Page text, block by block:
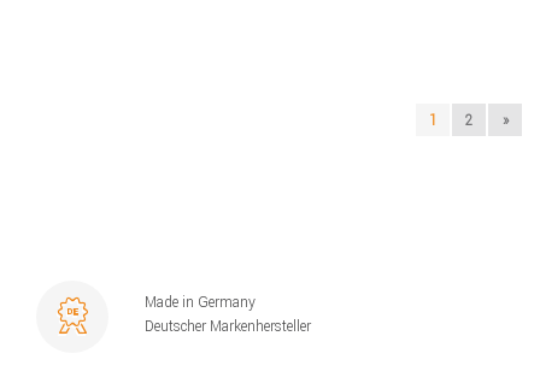
1 2 »
Made in Germany
Deutscher Markenhersteller